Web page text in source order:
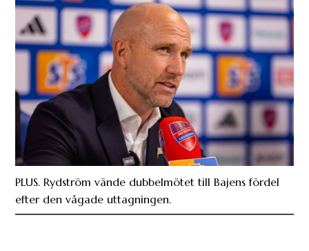
PLUS. Rydström vände dubbelmötet till Bajens fördel
efter den vågade uttagningen.